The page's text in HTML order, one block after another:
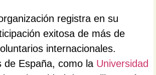
registra en su
exitosa de más de
internacionales.
de España, como la Universidad